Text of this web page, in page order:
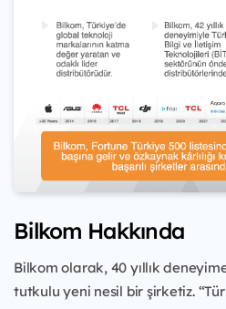
Bilkom Hakkında
Bilkom olarak, 40 yıllık
tutkulu yeni nesil bir şirketiz.